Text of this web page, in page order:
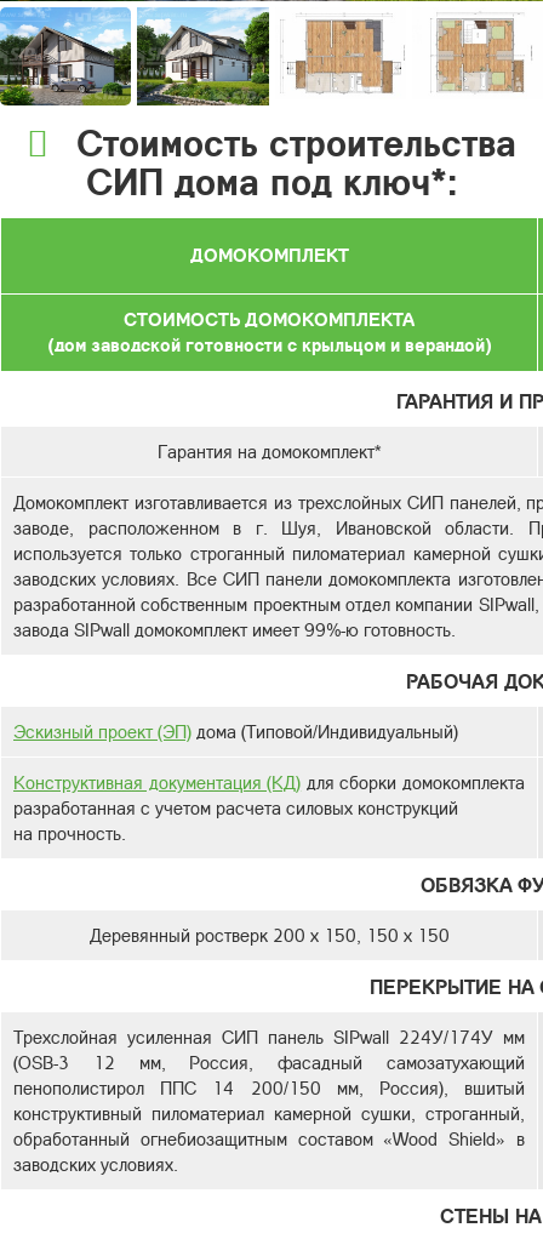
Стоимость строительства
СИП дома под ключ*:
ДОМОКОМПЛЕКТ
СТОИМОСТЬ ДОМОКОМПЛЕКТА
(дом заводской готовности с крыльцом и верандой)
ГАРАНТИЯ И
Гарантия на домокомплект*
Домокомплект изготавливается из трехслойных СИП
заводе, расположенном в г. Шуя, Ивановской области.
используется только строганный пиломатериал камерной
заводских условиях. Все СИП панели домокомплекта
разработанной собственным проектным отдел компании
завода SIPwall домокомплект имеет 99%-ю готовность.
РАБОЧАЯ
Эскизный проект (ЭП) дома (Типовой/Индивидуальный)
Конструктивная документация (КД) для сборки домокомплекта
разработанная с учетом расчета силовых конструкций
на прочность.
ОБВЯЗКА
Деревянный ростверк 200 х 150, 150 х 150
ПЕРЕКРЫТИЕ НА
Трехслойная усиленная СИП панель SIPwall 224У/174У мм
(OSB-3 12 мм, Россия, фасадный самозатухающий
пенополистирол ППС 14 200/150 мм, Россия), вшитый
конструктивный пиломатериал камерной сушки, строганный,
обработанный огнебиозащитным составом «Wood Shield» в
заводских условиях.
СТЕНЫ